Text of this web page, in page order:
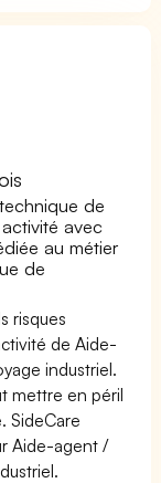
de
avec
au métier
de
risques
de Aide-
industriel.
mettre en péril
SideCare
Aide-agent /